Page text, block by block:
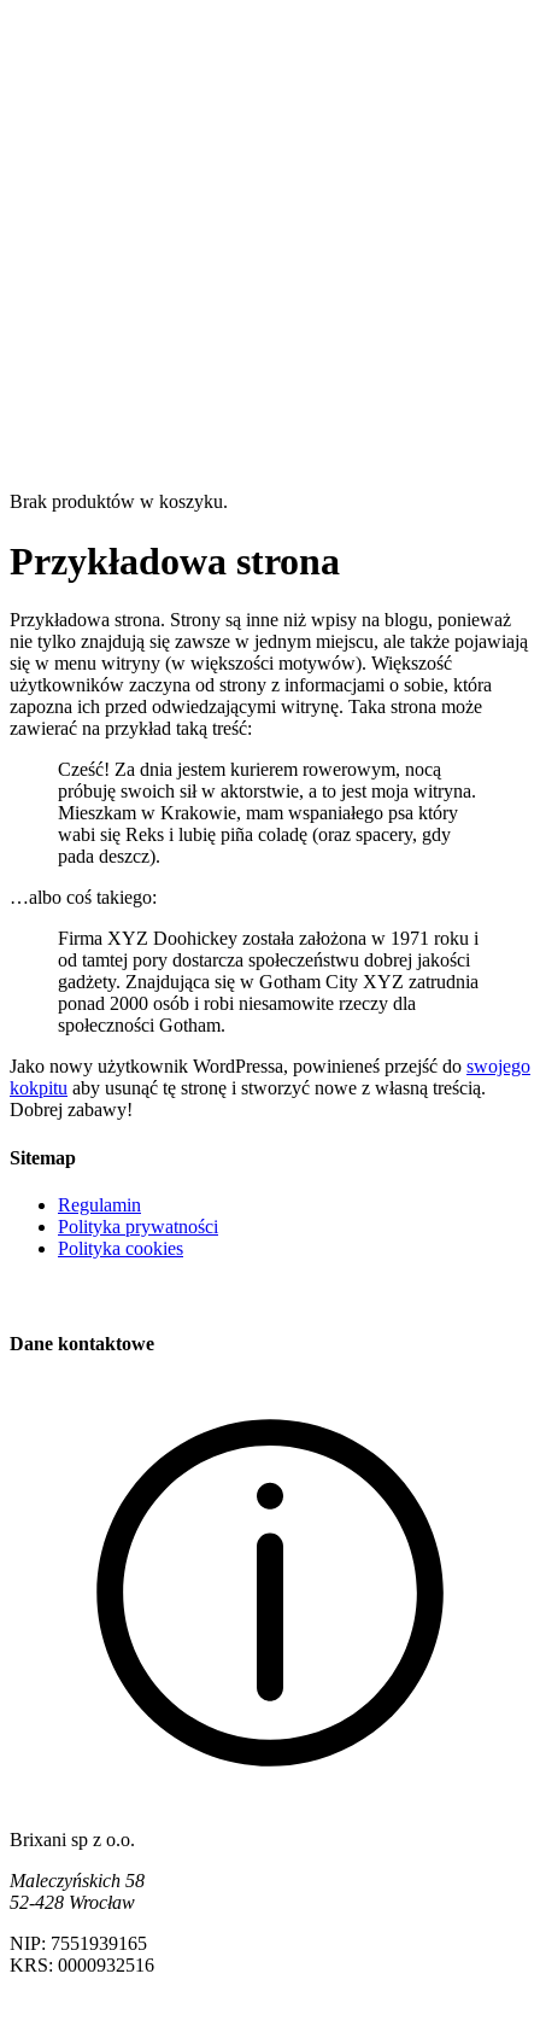
Brak produktów w koszyku.
Przykładowa strona
Przykładowa strona. Strony są inne niż wpisy na blogu, ponieważ
nie tylko znajdują się zawsze w jednym miejscu, ale także pojawiają
się w menu witryny (w większości motywów). Większość
użytkowników zaczyna od strony z informacjami o sobie, która
zapozna ich przed odwiedzającymi witrynę. Taka strona może
zawierać na przykład taką treść:
Cześć! Za dnia jestem kurierem rowerowym, nocą
próbuję swoich sił w aktorstwie, a to jest moja witryna.
Mieszkam w Krakowie, mam wspaniałego psa który
wabi się Reks i lubię piña coladę (oraz spacery, gdy
pada deszcz).
…albo coś takiego:
Firma XYZ Doohickey została założona w 1971 roku i
od tamtej pory dostarcza społeczeństwu dobrej jakości
gadżety. Znajdująca się w Gotham City XYZ zatrudnia
ponad 2000 osób i robi niesamowite rzeczy dla
społeczności Gotham.
Jako nowy użytkownik WordPressa, powinieneś przejść do swojego
kokpitu aby usunąć tę stronę i stworzyć nowe z własną treścią.
Dobrej zabawy!
Sitemap
Regulamin
Polityka prywatności
Polityka cookies
Dane kontaktowe
Brixani sp z o.o.
Maleczyńskich 58
52-428 Wrocław
NIP: 7551939165
KRS: 0000932516